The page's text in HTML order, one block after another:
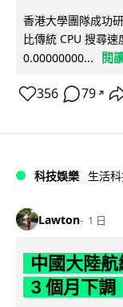
香港大學團隊成功
比傳統 CPU 搜尋
0.00000000...
閱
356 79 ↗
科技娛樂 生活
Lawton 1 日
中國大陸
3 個月下調